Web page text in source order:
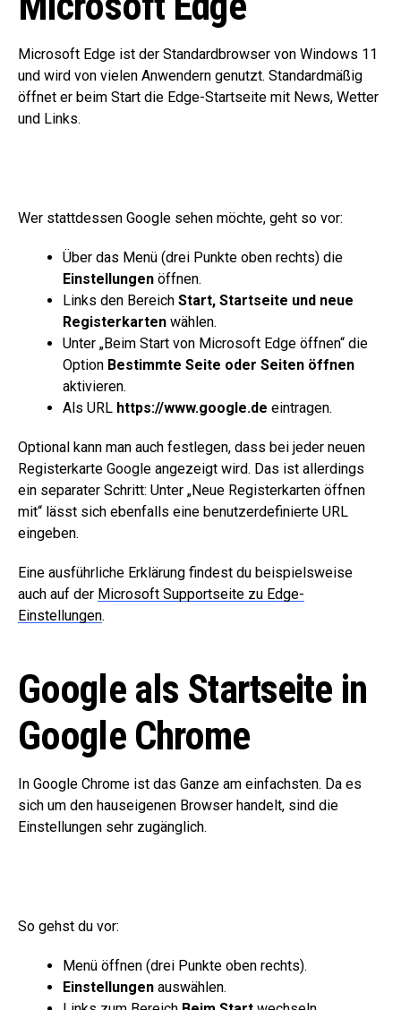
Microsoft Edge ist der Standardbrowser von Windows 11
und wird von vielen Anwendern genutzt. Standardmäßig
öffnet er beim Start die Edge-Startseite mit News, Wetter
und Links.
Wer stattdessen Google sehen möchte, geht so vor:
Über das Menü (drei Punkte oben rechts) die
Einstellungen öffnen.
Links den Bereich Start, Startseite und neue
Registerkarten wählen.
Unter „Beim Start von Microsoft Edge öffnen“ die
Option Bestimmte Seite oder Seiten öffnen
aktivieren.
Als URL https://www.google.de eintragen.
Optional kann man auch festlegen, dass bei jeder neuen
Registerkarte Google angezeigt wird. Das ist allerdings
ein separater Schritt: Unter „Neue Registerkarten öffnen
mit“ lässt sich ebenfalls eine benutzerdefinierte URL
eingeben.
Eine ausführliche Erklärung findest du beispielsweise
auch auf der Microsoft Supportseite zu Edge-
Einstellungen.
Google als Startseite in
Google Chrome
In Google Chrome ist das Ganze am einfachsten. Da es
sich um den hauseigenen Browser handelt, sind die
Einstellungen sehr zugänglich.
So gehst du vor:
Menü öffnen (drei Punkte oben rechts).
Einstellungen auswählen.